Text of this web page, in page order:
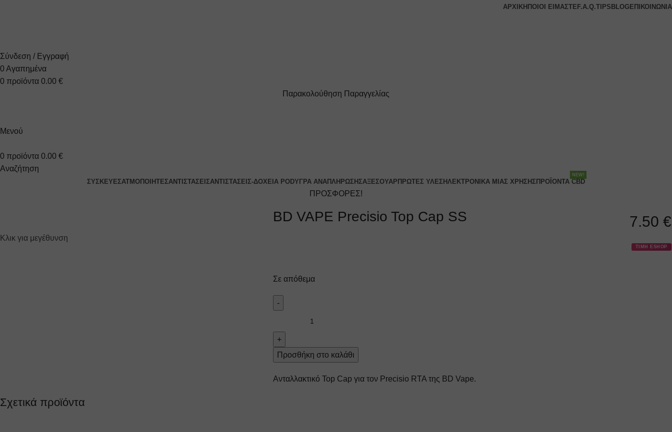
ΑΡΧΙΚΉ ΠΟΙΟΙ ΕΊΜΑΣΤΕ F.A.Q.TIPS BLOG ΕΠΙΚΟΙΝΩΝΊΑ
Σύνδεση / Εγγραφή
0 Αγαπημένα
0 προϊόντα 0.00 €
Παρακολούθηση Παραγγελίας
Μενού
0 προϊόντα 0.00 €
Αναζήτηση
ΣΥΣΚΕΥΈΣΑΤΜΟΠΟΙΗΤΈΣΑΝΤΙΣΤΆΣΕΙΣΑΝΤΙΣΤΆΣΕΙΣ-ΔΟΧΕΊΑ PODΥΓΡΆ ΑΝΑΠΛΉΡΩΣΗΣΑΞΕΣΟΥΆΡ ΠΡΏΤΕΣ ΎΛΕΣ ΗΛΕΚΤΡΟΝΙΚΆ ΜΙΑΣ ΧΡΉΣΗΣ ΠΡΟΪΌΝΤΑ CBD
NEW!
ΠΡΟΣΦΟΡΕΣ!
Κλικ για μεγέθυνση
BD VAPE Precisio Top Cap SS 7.50 €
ΤΙΜΗ ESHOP
Σε απόθεμα
Προσθήκη στο καλάθι
Ανταλλακτικό Top Cap για τον Precisio RTA της BD Vape.
Σχετικά προϊόντα